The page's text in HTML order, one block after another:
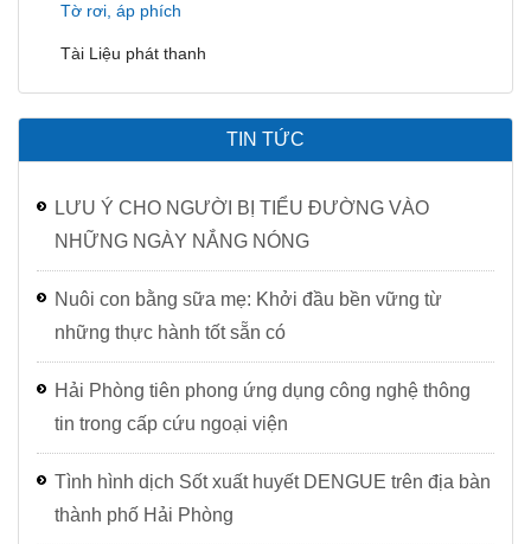
Tờ rơi, áp phích
Tài Liệu phát thanh
TIN TỨC
LƯU Ý CHO NGƯỜI BỊ TIỂU ĐƯỜNG VÀO
NHỮNG NGÀY NẮNG NÓNG
Nuôi con bằng sữa mẹ: Khởi đầu bền vững từ
những thực hành tốt sẵn có
Hải Phòng tiên phong ứng dụng công nghệ thông
tin trong cấp cứu ngoại viện
Tình hình dịch Sốt xuất huyết DENGUE trên địa bàn
thành phố Hải Phòng